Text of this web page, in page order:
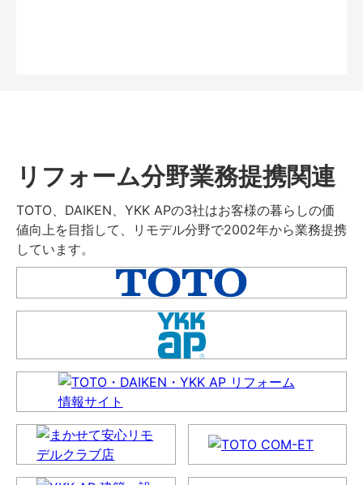
リフォーム分野業務提携関連
TOTO、DAIKEN、YKK APの3社はお客様の暮らしの価
値向上を目指して、リモデル分野で2002年から業務提携
しています。